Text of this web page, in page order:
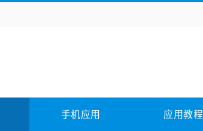
应用软件 影音软件 插件下载
手机应用 应用教程